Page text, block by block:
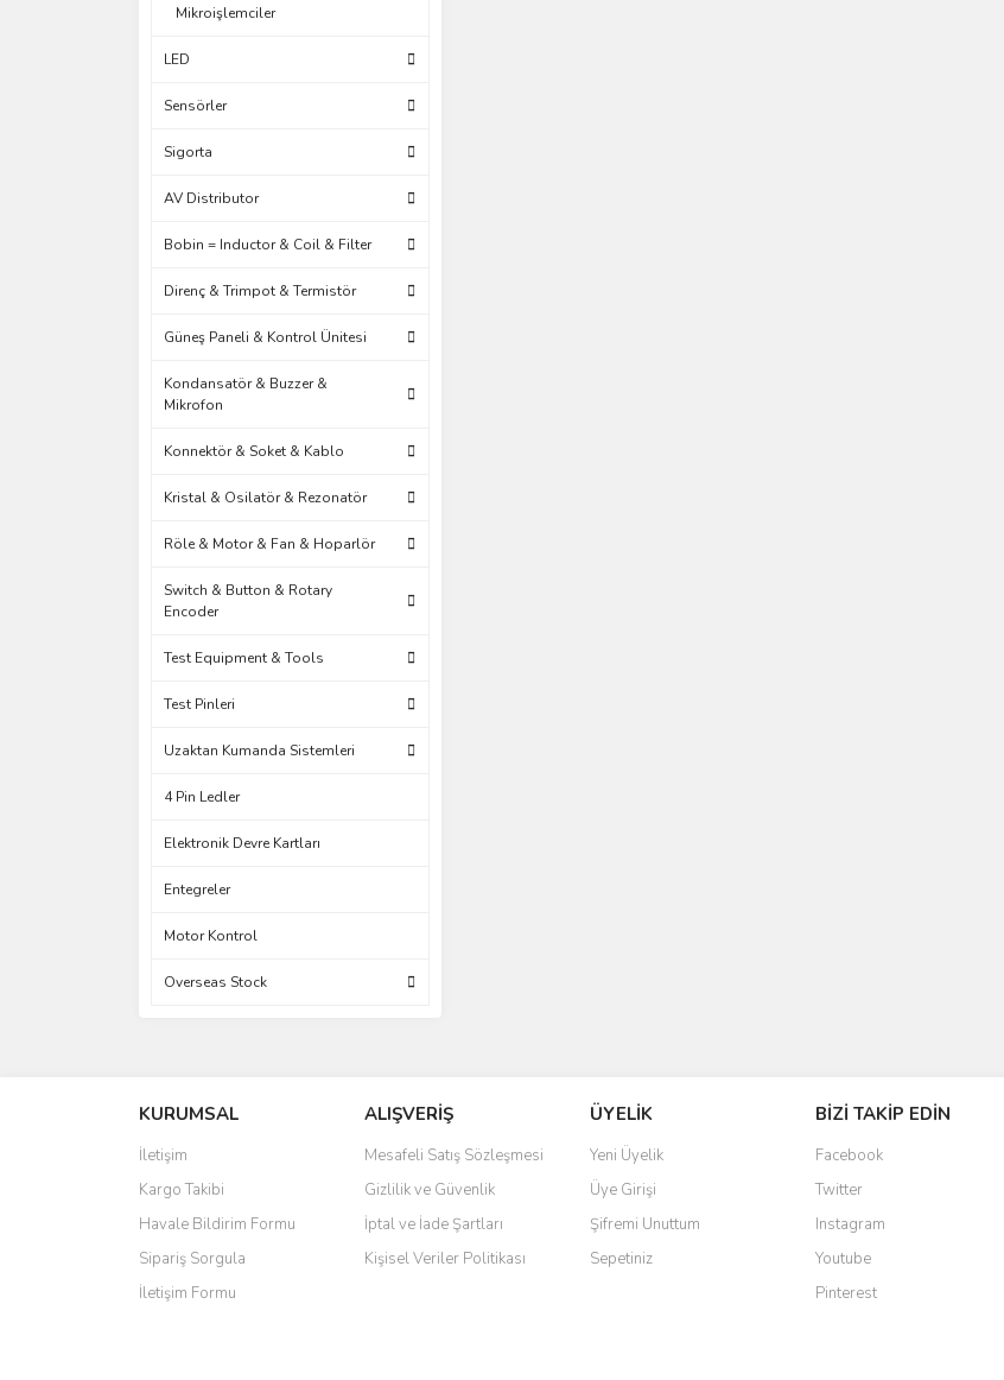
Mikroişlemciler
LED
Sensörler
Sigorta
AV Distributor
Bobin = Inductor & Coil & Filter
Direnç & Trimpot & Termistör
Güneş Paneli & Kontrol Ünitesi
Kondansatör & Buzzer &
Mikrofon
Konnektör & Soket & Kablo
Kristal & Osilatör & Rezonatör
Röle & Motor & Fan & Hoparlör
Switch & Button & Rotary
Encoder
Test Equipment & Tools
Test Pinleri
Uzaktan Kumanda Sistemleri
4 Pin Ledler
Elektronik Devre Kartları
Entegreler
Motor Kontrol
Overseas Stock
KURUMSAL
İletişim
Kargo Takibi
Havale Bildirim Formu
Sipariş Sorgula
İletişim Formu
ALIŞVERİŞ
Mesafeli Satış Sözleşmesi
Gizlilik ve Güvenlik
İptal ve İade Şartları
Kişisel Veriler Politikası
ÜYELİK
Yeni Üyelik
Üye Girişi
Şifremi Unuttum
Sepetiniz
BİZİ TAKİP EDİN
Facebook
Twitter
Instagram
Youtube
Pinterest